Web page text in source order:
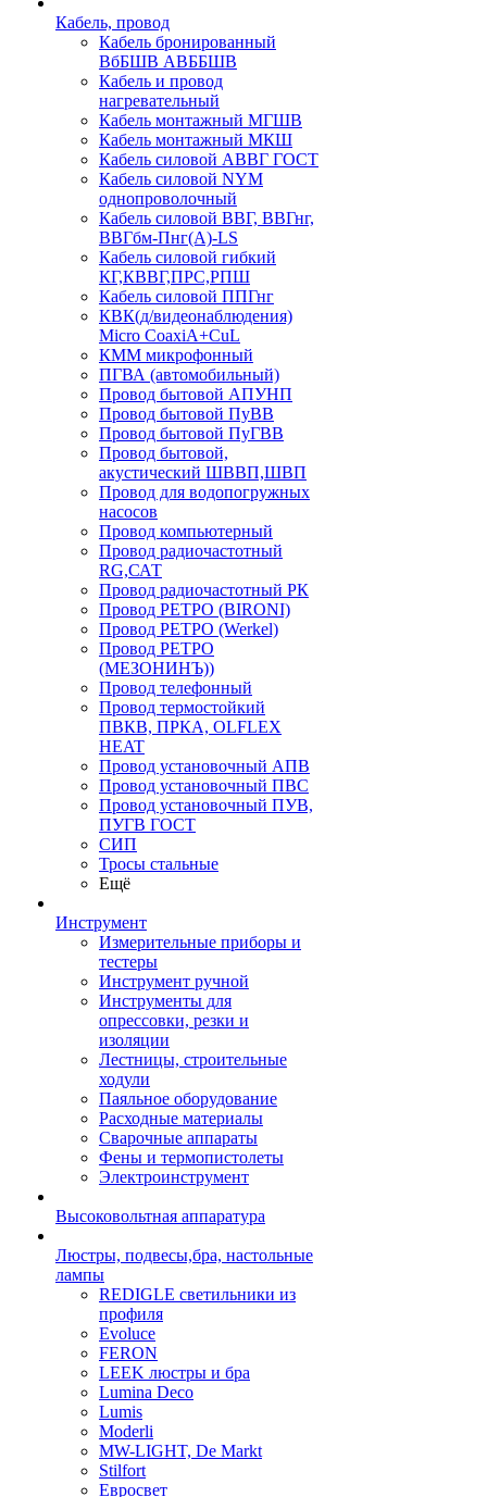
Кабель, провод
Кабель бронированный
ВбБШВ АВББШВ
Кабель и провод
нагревательный
Кабель монтажный МГШВ
Кабель монтажный МКШ
Кабель силовой АВВГ ГОСТ
Кабель силовой NYM
однопроволочный
Кабель силовой ВВГ, ВВГнг,
ВВГбм-Пнг(А)-LS
Кабель силовой гибкий
КГ,КВВГ,ПРС,РПШ
Кабель силовой ППГнг
КВК(д/видеонаблюдения)
Micro CoaxiA+CuL
КММ микрофонный
ПГВА (автомобильный)
Провод бытовой АПУНП
Провод бытовой ПуВВ
Провод бытовой ПуГВВ
Провод бытовой,
акустический ШВВП,ШВП
Провод для водопогружных
насосов
Провод компьютерный
Провод радиочастотный
RG,САТ
Провод радиочастотный РК
Провод РЕТРО (BIRONI)
Провод РЕТРО (Werkel)
Провод РЕТРО
(МЕЗОНИНЪ))
Провод телефонный
Провод термостойкий
ПВКВ, ПРКА, OLFLEX
HEAT
Провод установочный АПВ
Провод установочный ПВС
Провод установочный ПУВ,
ПУГВ ГОСТ
СИП
Тросы стальные
Ещё
Инструмент
Измерительные приборы и
тестеры
Инструмент ручной
Инструменты для
опрессовки, резки и
изоляции
Лестницы, строительные
ходули
Паяльное оборудование
Расходные материалы
Сварочные аппараты
Фены и термопистолеты
Электроинструмент
Высоковольтная аппаратура
Люстры, подвесы,бра, настольные
лампы
REDIGLE светильники из
профиля
Evoluce
FERON
LEEK люстры и бра
Lumina Deco
Lumis
Moderli
MW-LIGHT, De Markt
Stilfort
Евросвет